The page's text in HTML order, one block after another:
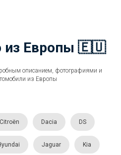
из Европы 🇪🇺
описанием, фотографиями и
из Европы
Citroën Dacia DS
Jaguar Kia